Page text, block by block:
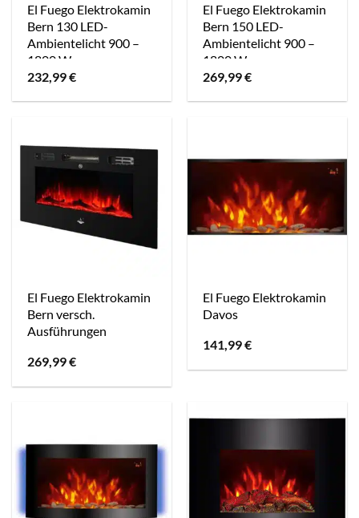
El Fuego Elektrokamin
Bern 130 LED-
Ambientelicht 900 –
1800 W
232,99€
El Fuego Elektrokamin
Bern 150 LED-
Ambientelicht 900 –
1800 W
269,99€
El Fuego Elektrokamin
Bern versch.
Ausführungen
269,99€
El Fuego Elektrokamin
Davos
141,99€